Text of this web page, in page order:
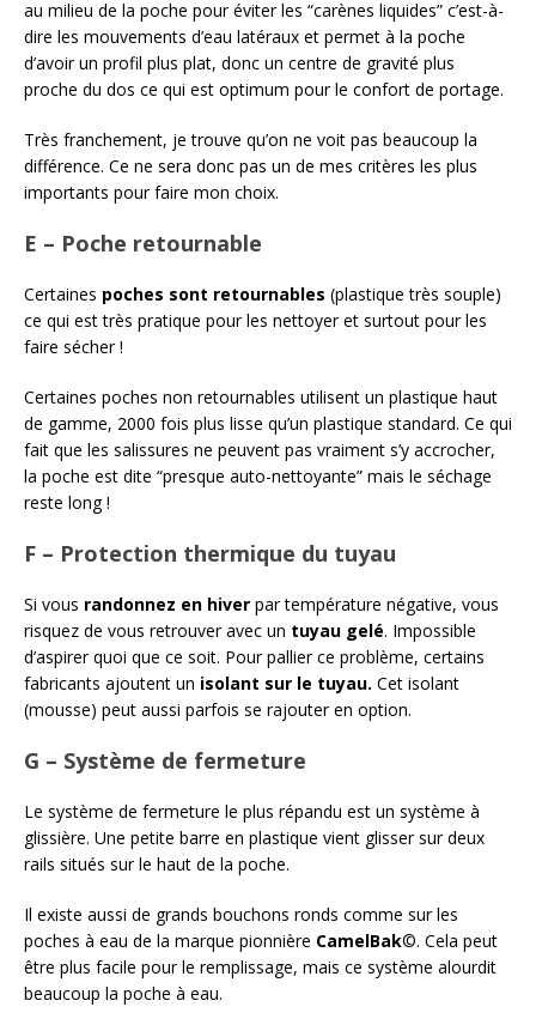
au milieu de la poche pour éviter les “carènes liquides” c’est-à-
dire les mouvements d’eau latéraux et permet à la poche
d’avoir un profil plus plat, donc un centre de gravité plus
proche du dos ce qui est optimum pour le confort de portage.
Très franchement, je trouve qu’on ne voit pas beaucoup la
différence. Ce ne sera donc pas un de mes critères les plus
importants pour faire mon choix.
E – Poche retournable
Certaines poches sont retournables (plastique très souple)
ce qui est très pratique pour les nettoyer et surtout pour les
faire sécher !
Certaines poches non retournables utilisent un plastique haut
de gamme, 2000 fois plus lisse qu’un plastique standard. Ce qui
fait que les salissures ne peuvent pas vraiment s’y accrocher,
la poche est dite “presque auto-nettoyante” mais le séchage
reste long !
F – Protection thermique du tuyau
Si vous randonnez en hiver par température négative, vous
risquez de vous retrouver avec un tuyau gelé. Impossible
d’aspirer quoi que ce soit. Pour pallier ce problème, certains
fabricants ajoutent un isolant sur le tuyau. Cet isolant
(mousse) peut aussi parfois se rajouter en option.
G – Système de fermeture
Le système de fermeture le plus répandu est un système à
glissière. Une petite barre en plastique vient glisser sur deux
rails situés sur le haut de la poche.
Il existe aussi de grands bouchons ronds comme sur les
poches à eau de la marque pionnière CamelBak©. Cela peut
être plus facile pour le remplissage, mais ce système alourdit
beaucoup la poche à eau.